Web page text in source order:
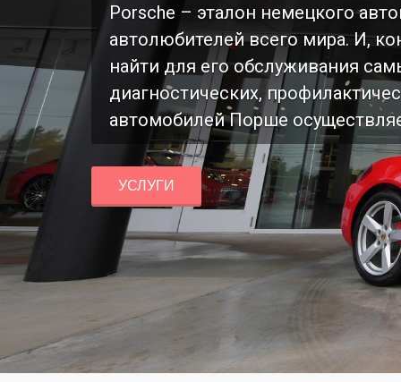
Porsche – эталон немецкого
автолюбителей всего мира. И,
найти для его обслуживания
диагностических,
автомобилей Порше
УСЛУГИ